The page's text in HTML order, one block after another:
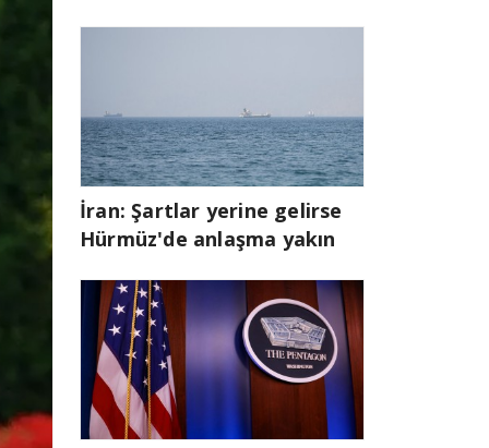
İran: Şartlar yerine gelirse
Hürmüz'de anlaşma yakın